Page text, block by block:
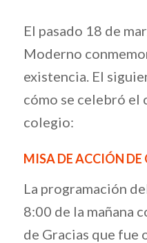
El pasado 18 de
Moderno
existencia. El
cómo se celebró el
colegio:
MISA DE ACCIÓN DE
La programación
8:00 de la mañana
de Gracias que fue